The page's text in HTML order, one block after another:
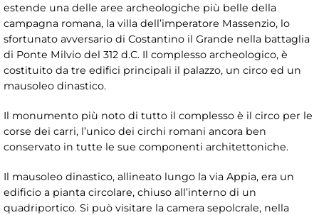
estende una delle aree archeologiche più belle della
campagna romana, la villa dell’imperatore Massenzio, lo
sfortunato avversario di Costantino il Grande nella battaglia
di Ponte Milvio del 312 d.C. Il complesso archeologico, è
costituito da tre edifici principali il palazzo, un circo ed un
mausoleo dinastico.
Il monumento più noto di tutto il complesso è il circo per le
corse dei carri, l’unico dei circhi romani ancora ben
conservato in tutte le sue componenti architettoniche.
Il mausoleo dinastico, allineato lungo la via Appia, era un
edificio a pianta circolare, chiuso all’interno di un
quadriportico. Si può visitare la camera sepolcrale, nella